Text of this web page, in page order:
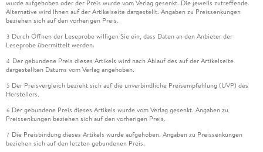
wurde aufgehoben oder der Preis wurde vom Verlag gesenkt. Die jeweils zutreffende
Alternative wird Ihnen auf der Artikelseite dargestellt. Angaben zu Preissenkungen
beziehen sich auf den vorherigen Preis.
3 Durch Öffnen der Leseprobe willigen Sie ein, dass Daten an den Anbieter der
Leseprobe übermittelt werden.
4 Der gebundene Preis dieses Artikels wird nach Ablauf des auf der Artikelseite
dargestellten Datums vom Verlag angehoben.
5 Der Preisvergleich bezieht sich auf die unverbindliche Preisempfehlung (UVP) des
Herstellers.
6 Der gebundene Preis dieses Artikels wurde vom Verlag gesenkt. Angaben zu
Preissenkungen beziehen sich auf den vorherigen Preis.
7 Die Preisbindung dieses Artikels wurde aufgehoben. Angaben zu Preissenkungen
beziehen sich auf den letzten gebundenen Preis.